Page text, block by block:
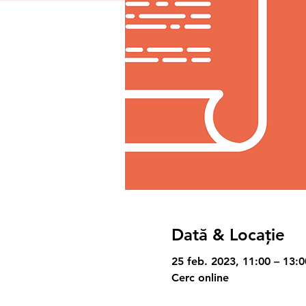
Dată & Locație
25 feb. 2023, 11:00 –
Cerc online